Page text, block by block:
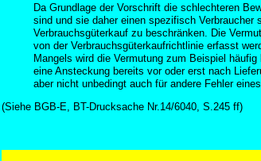
Da Grundlage der Vorschrift die schlechteren
sind und sie daher einen spezifisch
Verbrauchsgüterkauf zu beschränken. Die
von der Verbrauchsgüterkaufrichtlinie erfasst
Mangels wird die Vermutung zum Beispiel
eine Ansteckung bereits vor oder erst nach
aber nicht unbedingt auch für andere Fehler
(Siehe BGB-E, BT-Drucksache Nr.14/6040, S.245 ff)